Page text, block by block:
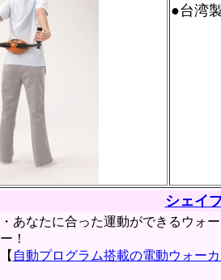
●台湾
シェイ
・あなたに合った運動ができるウォ
ー！
【 自動プログラム搭載の電動ウォー